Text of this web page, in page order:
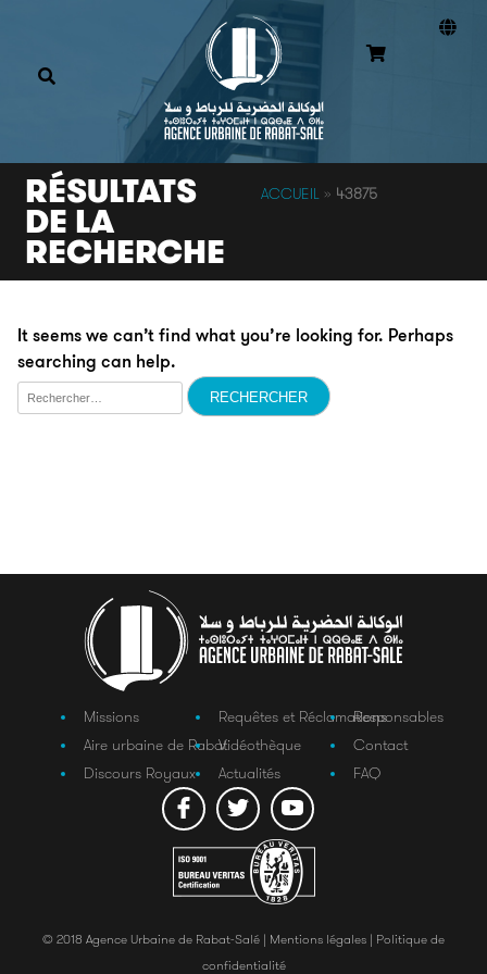
RÉSULTATS
DE LA
RECHERCHE
ACCUEIL » 43875
It seems we can’t find what you’re looking for. Perhaps
searching can help.
Rechercher :
Missions
Aire urbaine de Rabat
Discours Royaux
Requêtes et Réclamations
Vidéothèque
Actualités
Responsables
Contact
FAQ
© 2018 Agence Urbaine de Rabat-Salé | Mentions légales | Politique de
confidentialité